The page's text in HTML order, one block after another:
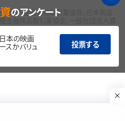
団法人金融先物取引業協会、日本商品
金融商品取引業協会、一般社団法人資
All
のアンケート
本の映画
スかバリュ
投票する